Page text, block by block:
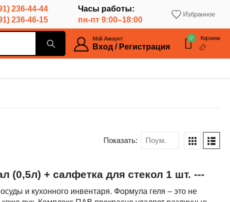
236-44-44
236-46-15
Часы работы:
пн-пт 9:00–18:00
Избранное
Мой Аккаунт
Вход / Регистрация
Корзина
Показать:
(0,5л) + салфетка для стекол 1 шт. ---
и кухонного инвентаря. Формула геля – это не